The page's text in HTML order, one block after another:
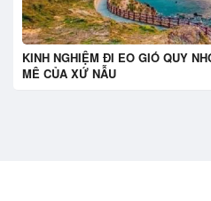
KINH NGHIỆM ĐI EO GIÓ QUY
MÊ CỦA XỨ NẪU